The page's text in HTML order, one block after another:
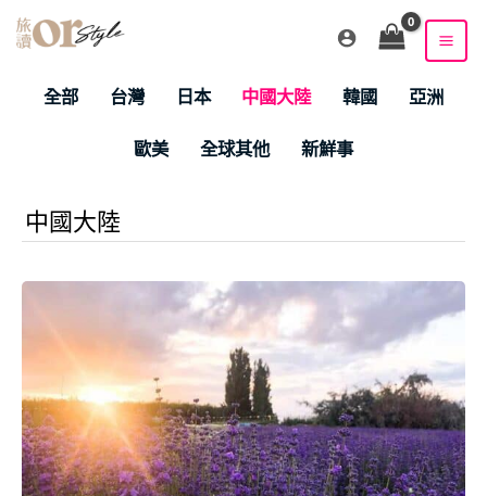
posts
全部 台灣 日本 中國大陸 韓國 亞洲
歐美 全球其他 新鮮事
中國大陸